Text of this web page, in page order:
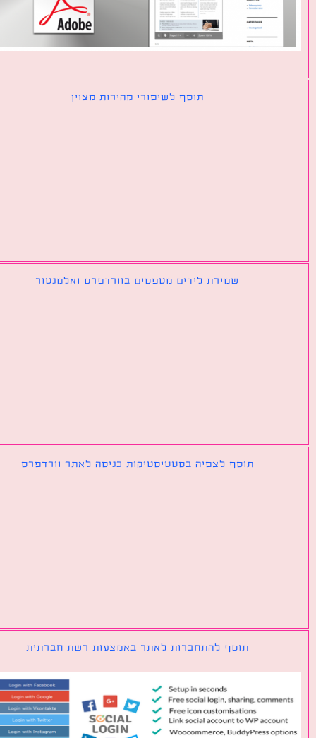
תוסף לשיפורי מהירות מצוין
שמירת לידים מטפסים בוורדפרס ואלמנטור
תוסף לצפיה בסטטיסטיקות כניסה לאתר וורדפרס
תוסף להתחברות לאתר באמצעות רשת חברתית